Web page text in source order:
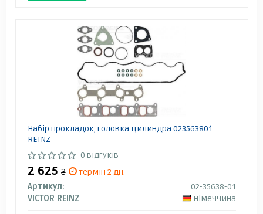
Набір прокладок, головка цилиндра 023563801
REINZ
0 відгуків
2 625 ₴
термін 2 дн.
Артикул:
02-35638-01
VICTOR REINZ
Німеччина